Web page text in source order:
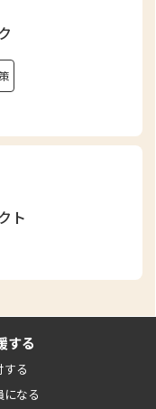
ト
する
する
になる